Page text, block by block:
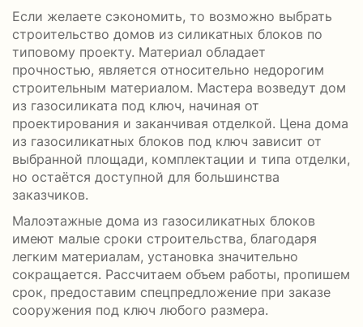
Если желаете сэкономить, то возможно выбрать
строительство домов из силикатных блоков по
типовому проекту. Материал обладает
прочностью, является относительно недорогим
строительным материалом. Мастера возведут дом
из газосиликата под ключ, начиная от
проектирования и заканчивая отделкой. Цена дома
из газосиликатных блоков под ключ зависит от
выбранной площади, комплектации и типа отделки,
но остаётся доступной для большинства
заказчиков.
Малоэтажные дома из газосиликатных блоков
имеют малые сроки строительства, благодаря
легким материалам, установка значительно
сокращается. Рассчитаем объем работы, пропишем
срок, предоставим спецпредложение при заказе
сооружения под ключ любого размера.